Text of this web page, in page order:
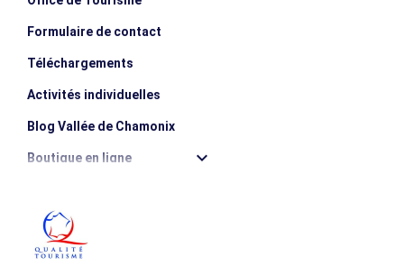
Formulaire de contact
Téléchargements
Activités individuelles
Blog Vallée de Chamonix
Boutique en ligne
Les incontournables
Photothèque